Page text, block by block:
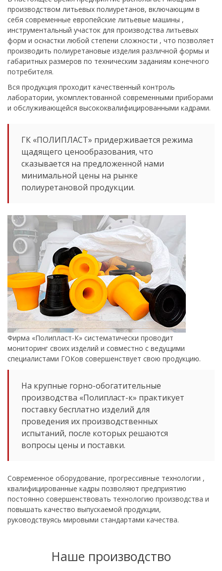
производством литьевых полиуретанов, включающим в
себя современные европейские литьевые машины ,
инструментальный участок для производства литьевых
форм и оснастки любой степени сложности , что позволяет
производить полиуретановые изделия различной формы и
габаритных размеров по техническим заданиям конечного
потребителя.
Вся продукция проходит качественный контроль
лаборатории, укомплектованной современными приборами
и обслуживающейся высококвалифицированными кадрами.
ГК «ПОЛИПЛАСТ» придерживается режима
щадящего ценообразования, что
сказывается на предложенной нами
минимальной цены на рынке
полиуретановой продукции.
Фирма «Полипласт-К» систематически проводит
мониторинг своих изделий и совместно с ведущими
специалистами ГОКов совершенствует свою продукцию.
На крупные горно-обогатительные
производства «Полипласт-к» практикует
поставку бесплатно изделий для
проведения их производственных
испытаний, после которых решаются
вопросы цены и поставки.
Современное оборудование, прогрессивные технологии ,
квалифицированные кадры позволяют предприятию
постоянно совершенствовать технологию производства и
повышать качество выпускаемой продукции,
руководствуясь мировыми стандартами качества.
Наше производство